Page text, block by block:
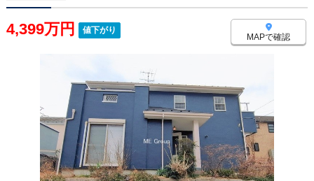
4,399万円 値下がり
MAPで確認